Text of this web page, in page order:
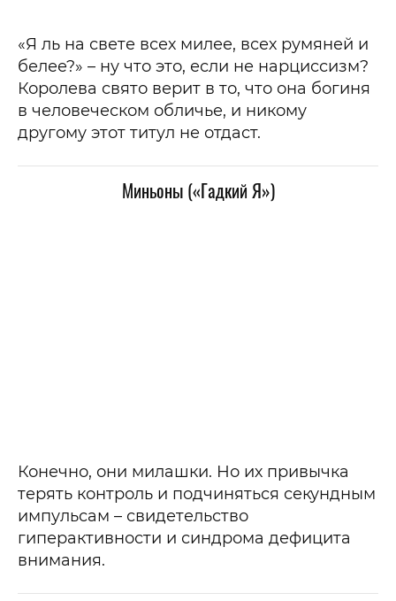
«Я ль на свете всех милее, всех румяней и
белее?» – ну что это, если не нарциссизм?
Королева свято верит в то, что она богиня
в человеческом обличье, и никому
другому этот титул не отдаст.
Миньоны («Гадкий Я»)
Конечно, они милашки. Но их привычка
терять контроль и подчиняться секундным
импульсам – свидетельство
гиперактивности и синдрома дефицита
внимания.